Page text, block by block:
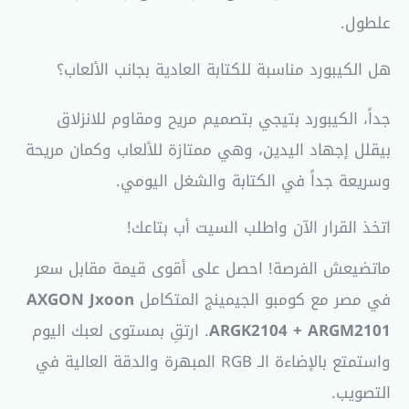
علطول.
هل الكيبورد مناسبة للكتابة العادية بجانب الألعاب؟
جداً، الكيبورد بتيجي بتصميم مريح ومقاوم للانزلاق
بيقلل إجهاد اليدين، وهي ممتازة للألعاب وكمان مريحة
وسريعة جداً في الكتابة والشغل اليومي.
اتخذ القرار الآن واطلب السيت أب بتاعك!
ماتضيعش الفرصة! احصل على أقوى قيمة مقابل سعر
في مصر مع كومبو الجيمينج المتكامل AXGON Jxoon
ARGK2104 + ARGM2101. ارتقِ بمستوى لعبك اليوم
واستمتع بالإضاءة الـ RGB المبهرة والدقة العالية في
التصويب.